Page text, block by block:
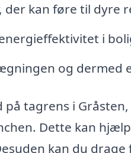
der kan føre til dyre
i
og dermed
tagrens i
Dette kan
kan du